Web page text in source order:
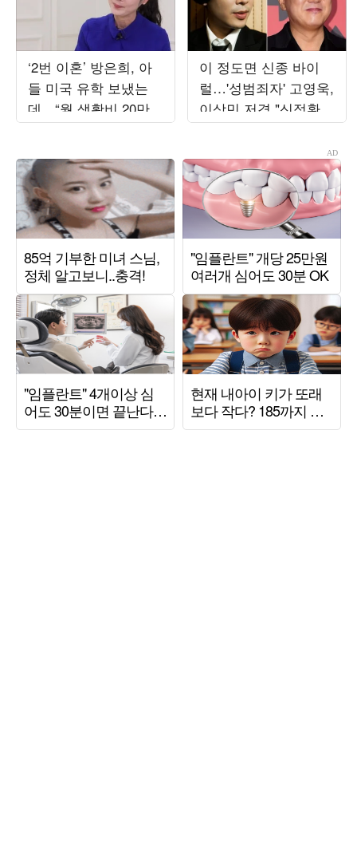
‘2번 이혼’ 방은희, 아
들 미국 유학 보냈는
데…“월 생활비 20만
원, 버려지는 고기 먹
이 정도면 신종 바이
럴…'성범죄자' 고영욱,
이상민 저격 "신정환
때문에 나이 속여"